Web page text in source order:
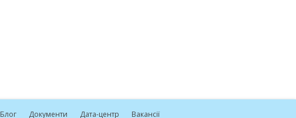
Блог Документи Дата-центр Вакансії